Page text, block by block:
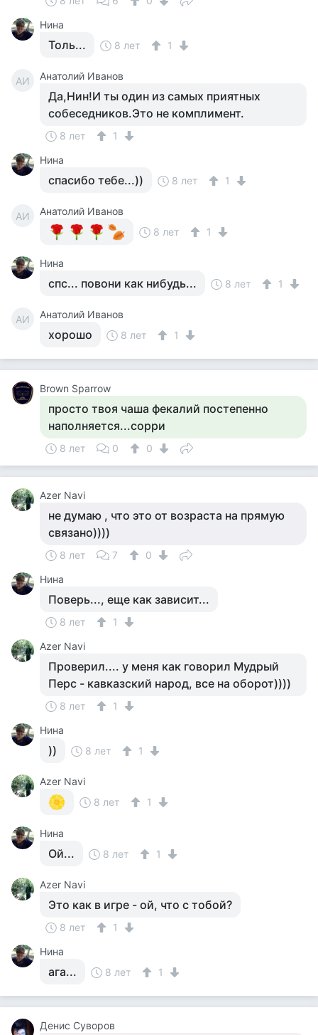
Нина
Толь... 8 лет 1
АИ Анатолий Иванов
Да,Нин!И ты один из самых приятных
собеседников.Это не комплимент.
8 лет
1
Нина
спасибо тебе...)) 8 лет 1
АИ
Анатолий Иванов
8 лет
1
Нина
спс... повони как нибудь... 8 лет 1
АИ Анатолий Иванов
хорошо 8 лет 1
Brown Sparrow
просто твоя чаша фекалий постепенно
наполняется...сорри
8 лет 0 0
Azer Navi
не думаю , что это от возраста на прямую
связано))))
8 лет 7
0
Нина
Поверь..., еще как зависит...
8 лет
1
Azer Navi
Проверил.... у меня как говорил Мудрый
Перс - кавказский народ, все на оборот))))
8 лет
1
Нина
)) 8 лет 1
Azer Navi
8 лет
1
Нина
Ой... 8 лет 1
Azer Navi
Это как в игре - ой, что с тобой?
8 лет
1
Нина
ага... 8 лет 1
Денис Суворов